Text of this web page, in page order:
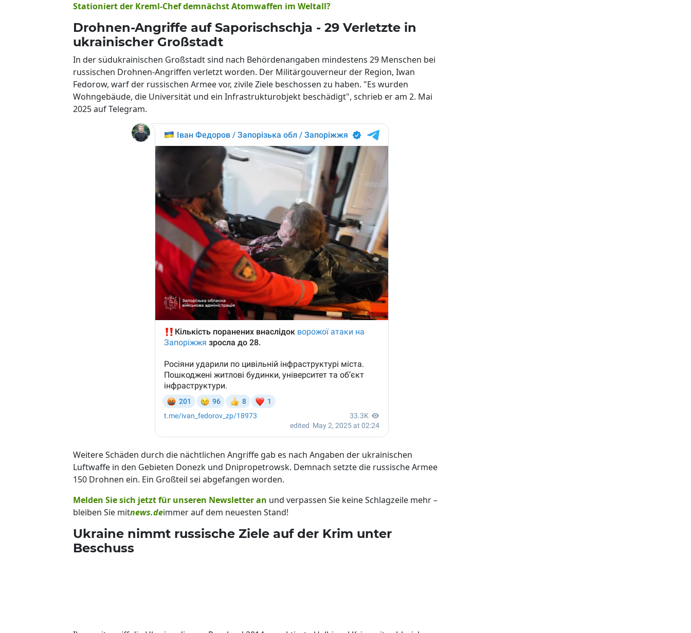
Stationiert der Kreml-Chef demnächst Atomwaffen im Weltall?
Drohnen-Angriffe auf Saporischschja - 29 Verletzte in
ukrainischer Großstadt
In der südukrainischen Großstadt sind nach Behördenangaben mindestens 29 Menschen bei
russischen Drohnen-Angriffen verletzt worden. Der Militärgouverneur der Region, Iwan
Fedorow, warf der russischen Armee vor, zivile Ziele beschossen zu haben. "Es wurden
Wohngebäude, die Universität und ein Infrastrukturobjekt beschädigt", schrieb er am 2. Mai
2025 auf Telegram.
Weitere Schäden durch die nächtlichen Angriffe gab es nach Angaben der ukrainischen
Luftwaffe in den Gebieten Donezk und Dnipropetrowsk. Demnach setzte die russische Armee
150 Drohnen ein. Ein Großteil sei abgefangen worden.
Melden Sie sich jetzt für unseren Newsletter an und verpassen Sie keine Schlagzeile mehr –
bleiben Sie mitnews.deimmer auf dem neuesten Stand!
Ukraine nimmt russische Ziele auf der Krim unter
Beschuss